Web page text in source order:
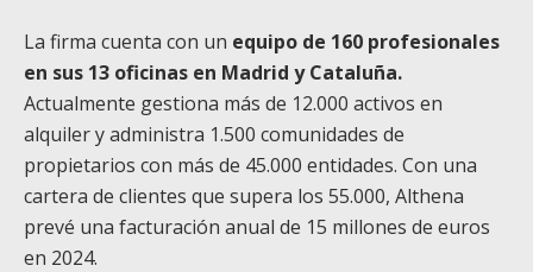
La firma cuenta con un equipo de 160 profesionales
en sus 13 oficinas en Madrid y Cataluña.
Actualmente gestiona más de 12.000 activos en
alquiler y administra 1.500 comunidades de
propietarios con más de 45.000 entidades. Con una
cartera de clientes que supera los 55.000, Althena
prevé una facturación anual de 15 millones de euros
en 2024.